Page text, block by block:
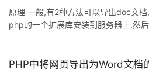
Document('src.docx') # 遍历所有段
原理 一般,有2种方法可以导出doc文
php的一个扩展库安装到服务器上,然
了一下,在执行代码的时候,服务器会真
PHP中将网页导出为Word文档